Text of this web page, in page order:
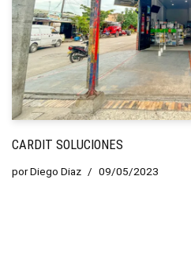
CARDIT SOLUCIONES
porDiego Diaz 09/05/2023